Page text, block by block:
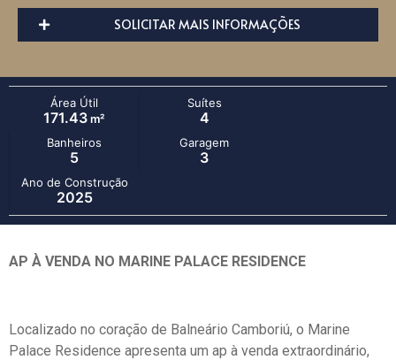
SOLICITAR MAIS INFORMAÇÕES
Área Útil
171.43 m²
Suítes
4
Banheiros
5
Garagem
3
Ano de Construção
2025
AP À VENDA NO MARINE PALACE RESIDENCE
Localizado no coração de Balneário Camboriú, o Marine
Palace Residence apresenta um ap à venda extraordinário,